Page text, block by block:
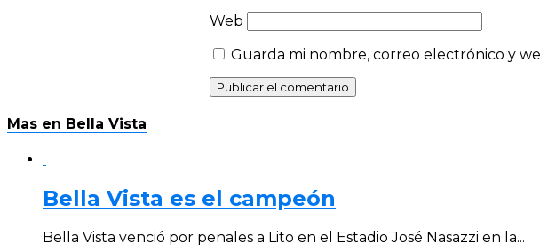
Web
Guarda mi nombre, correo electrónico y
Mas en Bella Vista
Bella Vista es el campeón
Bella Vista venció por penales a Lito en el Estadio José Nasazzi en la...